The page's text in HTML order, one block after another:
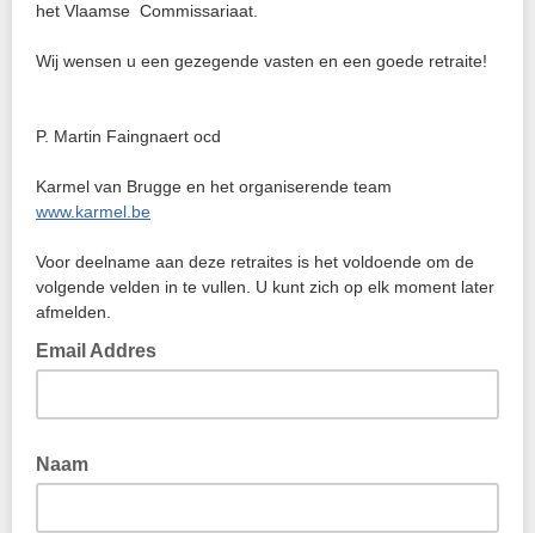
het Vlaamse Commissariaat.
Wij wensen u een gezegende vasten en een goede retraite!
P. Martin Faingnaert ocd
Karmel van Brugge en het organiserende team
www.karmel.be
Voor deelname aan deze retraites is het voldoende om de
volgende velden in te vullen. U kunt zich op elk moment later
afmelden.
Email Addres
Naam